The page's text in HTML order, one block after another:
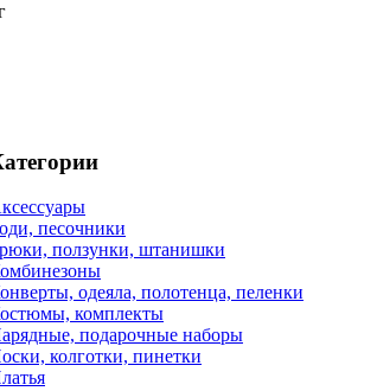
песочники
ползунки, штанишки
одеяла, полотенца, пеленки
комплекты
подарочные наборы
колготки, пинетки